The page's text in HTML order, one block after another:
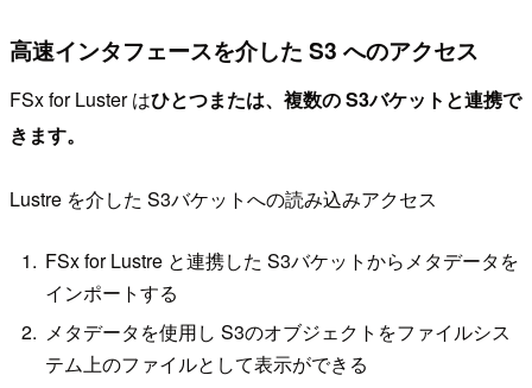
高速インタフェースを介した S3 へのアクセス
FSx for Luster はひとつまたは、複数の S3バケットと連携で
きます。
Lustre を介した S3バケットへの読み込みアクセス
FSx for Lustre と連携した S3バケットからメタデータを
インポートする
メタデータを使用し S3のオブジェクトをファイルシス
テム上のファイルとして表示ができる